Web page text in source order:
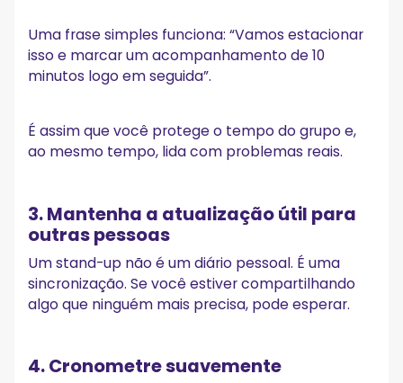
Uma frase simples funciona: “Vamos estacionar
isso e marcar um acompanhamento de 10
minutos logo em seguida”.
É assim que você protege o tempo do grupo e,
ao mesmo tempo, lida com problemas reais.
3. Mantenha a atualização útil para
outras pessoas
Um stand-up não é um diário pessoal. É uma
sincronização. Se você estiver compartilhando
algo que ninguém mais precisa, pode esperar.
4. Cronometre suavemente